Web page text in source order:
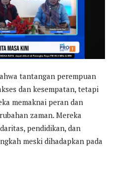
tantangan perempuan
dan kesempatan, tetapi
memaknai peran dan
zaman. Mereka
pendidikan, dan
meski dihadapkan pada